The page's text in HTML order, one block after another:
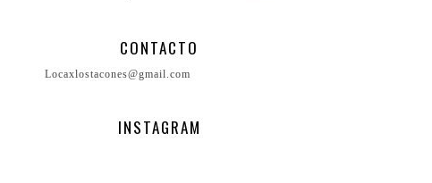
CONTACTO
Locaxlostacones@gmail.com
INSTAGRAM